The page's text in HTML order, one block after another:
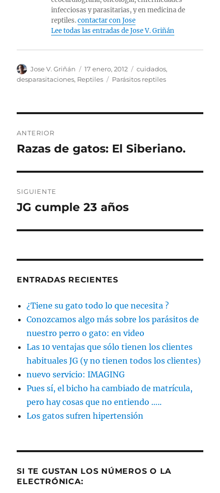
infecciosas y parasitarias, y en medicina de
reptiles.contactar con Jose
Lee todas las entradas de Jose V. Griñán
Autor
Jose V. Griñán
Publicado
el
17 enero, 2012 Categorías
cuidados,
desparasitaciones, Reptiles Etiquetas
Parásitos reptiles
de
ANTERIOR
Entrada
Razas de gatos: El Siberiano.
SIGUIENTE
Entrada
JG cumple 23 años
ENTRADAS RECIENTES
¿Tiene su gato todo lo que necesita ?
Conozcamos algo más sobre los parásitos de
nuestro perro o gato: en video
Las 10 ventajas que sólo tienen los clientes
habituales JG (y no tienen todos los clientes)
nuevo servicio: IMAGING
Pues sí, el bicho ha cambiado de matrícula,
pero hay cosas que no entiendo …..
Los gatos sufren hipertensión
SI TE GUSTAN LOS NÚMEROS O LA
ELECTRÓNICA: